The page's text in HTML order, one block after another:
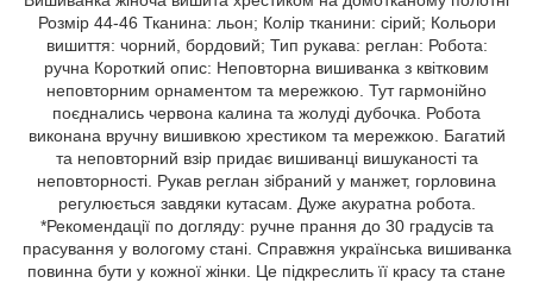
Розмір 44-46 Тканина: льон; Колір тканини: сірий; Кольори
вишиття: чорний, бордовий; Тип рукава: реглан: Робота:
ручна Короткий опис: Неповторна вишиванка з квітковим
неповторним орнаментом та мережкою. Тут гармонійно
поєднались червона калина та жолуді дубочка. Робота
виконана вручну вишивкою хрестиком та мережкою. Багатий
та неповторний взір придає вишиванці вишуканості та
неповторності. Рукав реглан зібраний у манжет, горловина
регулюється завдяки кутасам. Дуже акуратна робота.
*Рекомендації по догляду: ручне прання до 30 градусів та
прасування у вологому стані. Справжня українська вишиванка
повинна бути у кожної жінки. Це підкреслить її красу та стане